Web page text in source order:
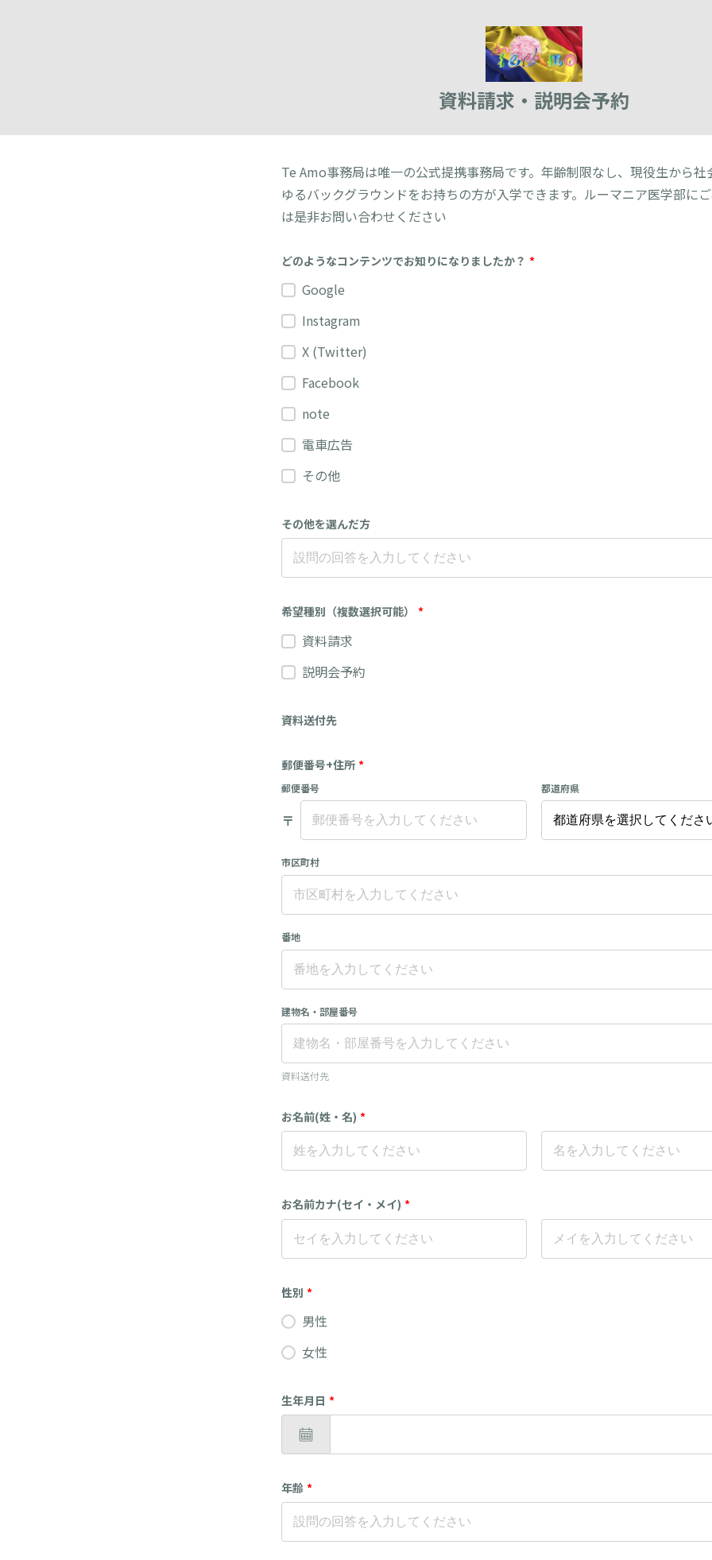
資料請求・説明会予約
Te Amo事務局は唯一の公式提携事務局です。年齢制限なし、現役生から社
ゆるバックグラウンドをお持ちの方が入学できます。ルーマニア医学部に
は是非お問い合わせください
どのようなコンテンツでお知りになりましたか？ *
Google
Instagram
X (Twitter)
Facebook
note
電車広告
その他
その他を選んだ方
希望種別（複数選択可能） *
資料請求
説明会予約
資料送付先
郵便番号+住所 *
郵便番号
〒
都道府県
市区町村
番地
建物名・部屋番号
資料送付先
お名前(姓・名) *
お名前カナ(セイ・メイ) *
性別 *
男性
女性
生年月日 *
年齢 *